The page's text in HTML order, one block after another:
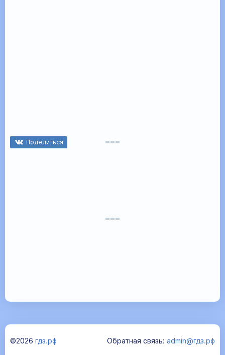
Поделиться
©2026 гдз.рф Обратная связь: admin@гдз.рф